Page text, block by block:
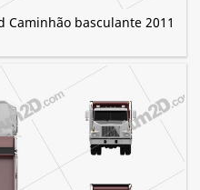
Caminhão basculante 2011